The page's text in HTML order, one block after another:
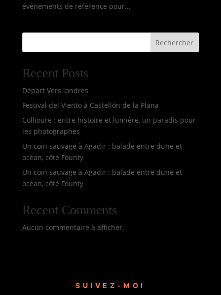
événements de référence pour...
Rechercher
Recent Posts
Départ Vers londres
Festival del Viento à Castellón de la Plana
Collioure : entre histoire et lumière, un paradis pour
les photographes
Un coin sauvage à Agadir : balade entre dune et
océan, côté Founty
Un coin sauvage à Agadir : balade entre dune et
océan, côté Founty
Recent Comments
Aucun commentaire à afficher.
SUIVEZ-MOI